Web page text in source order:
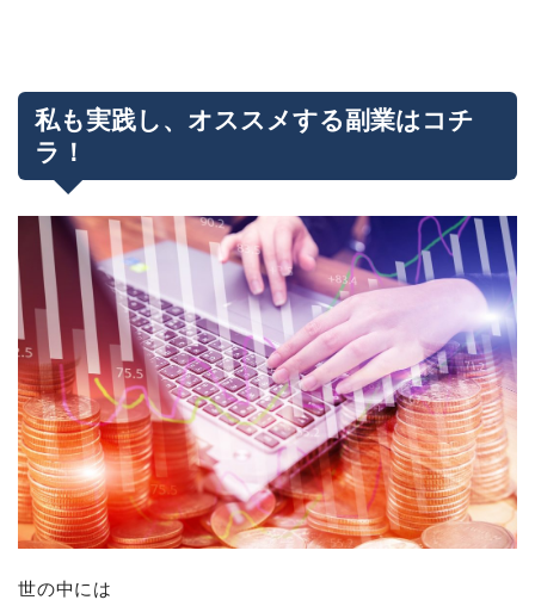
私も実践し、オススメする副業はコチ
ラ！
世の中には